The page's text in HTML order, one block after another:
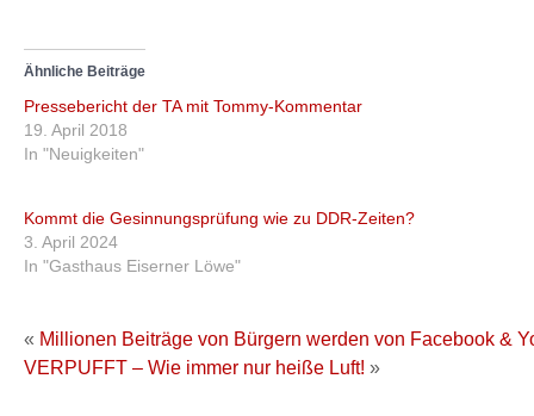
Ähnliche Beiträge
Pressebericht der TA mit Tommy-Kommentar
19. April 2018
In "Neuigkeiten"
Kommt die Gesinnungsprüfung wie zu DDR-Zeiten?
3. April 2024
In "Gasthaus Eiserner Löwe"
« Millionen Beiträge von Bürgern werden von Facebook &
VERPUFFT – Wie immer nur heiße Luft! »